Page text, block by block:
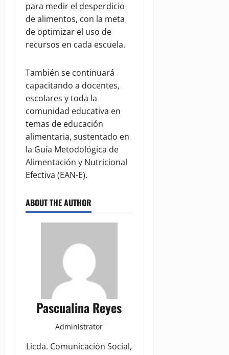
para medir el desperdicio
de alimentos, con la meta
de optimizar el uso de
recursos en cada escuela.
También se continuará
capacitando a docentes,
escolares y toda la
comunidad educativa en
temas de educación
alimentaria, sustentado en
la Guía Metodológica de
Alimentación y Nutricional
Efectiva (EAN-E).
ABOUT THE AUTHOR
Pascualina Reyes
Administrator
Licda. Comunicación Social,